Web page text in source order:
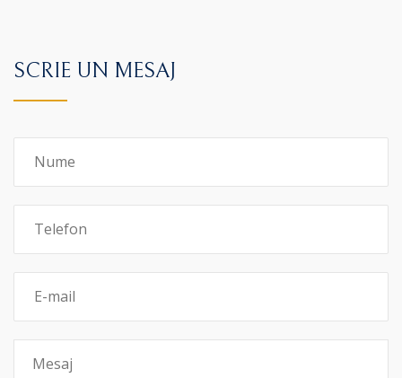
SCRIE UN MESAJ